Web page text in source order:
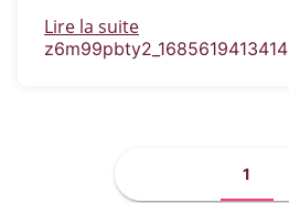
Lire la suite
z6m99pbty2_1685619413414
1